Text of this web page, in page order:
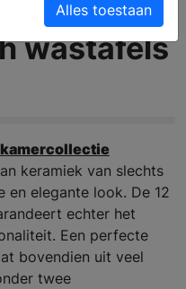
wastafels
keramiek van slechts
en elegante look. De 12
echter het
Een perfecte
bovendien uit veel
twee
Alles toestaan